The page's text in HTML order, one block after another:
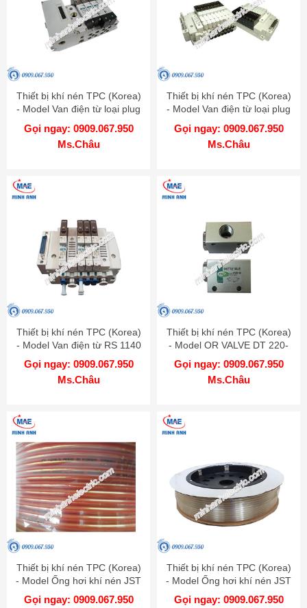
Thiết bị khí nén TPC (Korea)
- Model Van điện từ loại plug
in RS 4000
Gọi ngay: 0909.067.950
Ms.Châu
Thiết bị khí nén TPC (Korea)
- Model Van điện từ loại plug
in RS 1000 - 2000
Gọi ngay: 0909.067.950
Ms.Châu
Thiết bị khí nén TPC (Korea)
- Model Van điện từ RS 1140
Gọi ngay: 0909.067.950
Ms.Châu
Thiết bị khí nén TPC (Korea)
- Model OR VALVE DT 220-
02
Gọi ngay: 0909.067.950
Ms.Châu
Thiết bị khí nén TPC (Korea)
- Model Ống hơi khí nén JST
1065 R 100
Gọi ngay: 0909.067.950
Thiết bị khí nén TPC (Korea)
- Model Ống hơi khí nén JST
0855 C 100
Gọi ngay: 0909.067.950